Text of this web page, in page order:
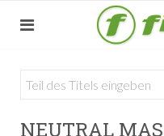
NEUTRAL